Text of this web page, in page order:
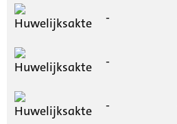
-
-
-